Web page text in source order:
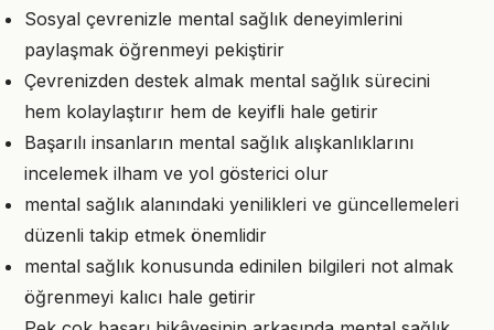
Sosyal çevrenizle mental sağlık deneyimlerini
paylaşmak öğrenmeyi pekiştirir
Çevrenizden destek almak mental sağlık sürecini
hem kolaylaştırır hem de keyifli hale getirir
Başarılı insanların mental sağlık alışkanlıklarını
incelemek ilham ve yol gösterici olur
mental sağlık alanındaki yenilikleri ve güncellemeleri
düzenli takip etmek önemlidir
mental sağlık konusunda edinilen bilgileri not almak
öğrenmeyi kalıcı hale getirir